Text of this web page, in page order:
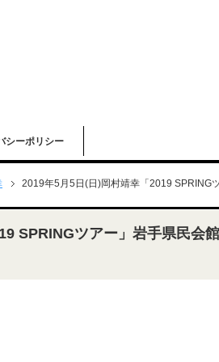
シーポリシー
2019年5月5日(日)岡村靖幸「2019 SPRING
SPRINGツアー」岩手県民会